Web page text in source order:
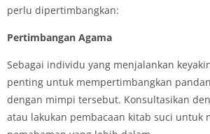
perlu dipertimbangkan:
Pertimbangan Agama
Sebagai individu yang menjalankan
penting untuk mempertimbangkan
dengan mimpi tersebut. Konsultasikan
atau lakukan pembacaan kitab suci untuk